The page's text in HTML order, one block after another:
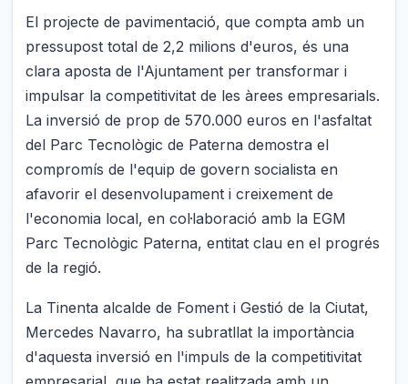
El projecte de pavimentació, que compta amb un
pressupost total de 2,2 milions d'euros, és una
clara aposta de l'Ajuntament per transformar i
impulsar la competitivitat de les àrees empresarials.
La inversió de prop de 570.000 euros en l'asfaltat
del Parc Tecnològic de Paterna demostra el
compromís de l'equip de govern socialista en
afavorir el desenvolupament i creixement de
l'economia local, en col·laboració amb la EGM
Parc Tecnològic Paterna, entitat clau en el progrés
de la regió.
La Tinenta alcalde de Foment i Gestió de la Ciutat,
Mercedes Navarro, ha subratllat la importància
d'aquesta inversió en l'impuls de la competitivitat